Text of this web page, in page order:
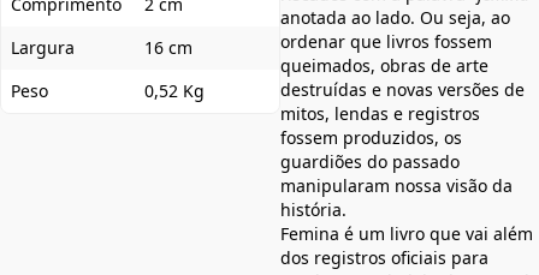
Largura
16 cm
Peso
0,52 Kg
anotada ao lado. Ou seja, ao
ordenar que livros fossem
queimados, obras de arte
destruídas e novas versões de
mitos, lendas e registros
fossem produzidos, os
guardiões do passado
manipularam nossa visão da
história.
Femina é um livro que vai além
dos registros oficiais para